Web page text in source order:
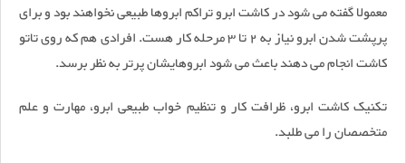
معمولا گفته می شود در کاشت ابرو تراکم ابروها طبیعی نخواهند بود و برای
پرپشت شدن ابرو نیاز به 2 تا 3 مرحله کار هست. افرادی هم که روی تاتو
کاشت انجام می دهند باعث می شود ابروهایشان پرتر به نظر برسد.
تکنیک کاشت ابرو، ظرافت کار و تنظیم خواب طبیعی ابرو، مهارت و علم
متخصصان را می طلبد.